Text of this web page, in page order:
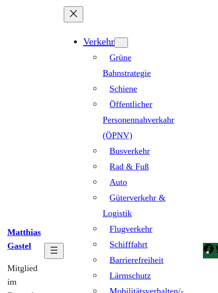
Matthias
Gastel
Mitglied
im
Verkehr
Grüne
Bahnstrategie
Schiene
Öffentlicher
Personennahverkahr
(ÖPNV)
Busverkehr
Rad & Fuß
Auto
Güterverkehr &
Logistik
Flugverkehr
Schifffahrt
Barrierefreiheit
Lärmschutz
Mobilitätsverhalten/-